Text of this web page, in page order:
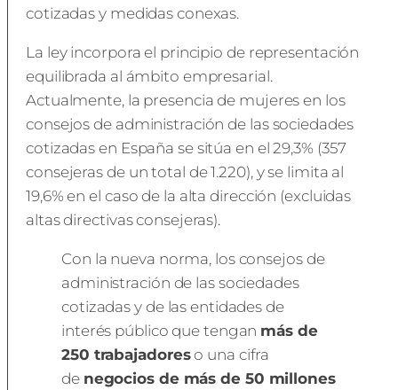
cotizadas y medidas conexas.
La ley incorpora el principio de representación
equilibrada al ámbito empresarial.
Actualmente, la presencia de mujeres en los
consejos de administración de las sociedades
cotizadas en España se sitúa en el 29,3% (357
consejeras de un total de 1.220), y se limita al
19,6% en el caso de la alta dirección (excluidas
altas directivas consejeras).
Con la nueva norma, los consejos de
administración de las sociedades
cotizadas y de las entidades de
interés público que tengan más de
250 trabajadoreso una cifra
de negocios de más de 50 millones